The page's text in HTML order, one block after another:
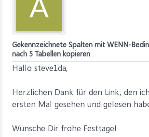
A
Gekennzeichnete Spalten mit WENN-
nach 5 Tabellen kopieren
Hallo steve1da,
Herzlichen Dank für den Link, den
ersten Mal gesehen und gelesen
Wünsche Dir frohe Festtage!